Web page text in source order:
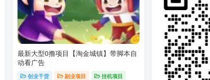
最新大型0撸项目【淘金城镇】带脚本自
动看广告
创业干货 副业项目 挂机项目